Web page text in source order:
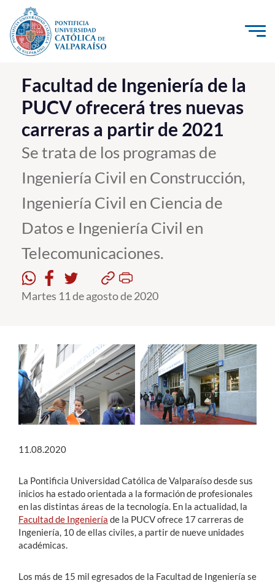
Click acá para ir directamente al contenido
La Universidad
Investigación, Creación e Innovación
PUCV Internacional
Vinculación con el Medio
Admisión
Formación Continua
Funcionarios
Alumni
English
Facultad de Ingeniería de la
PUCV ofrecerá tres nuevas
carreras a partir de 2021
Se trata de los programas de
Ingeniería Civil en Construcción,
Ingeniería Civil en Ciencia de
Datos e Ingeniería Civil en
Telecomunicaciones.
Martes 11 de agosto de 2020
11.08.2020
La Pontificia Universidad Católica de Valparaíso desde sus
inicios ha estado orientada a la formación de profesionales
en las distintas áreas de la tecnología. En la actualidad, la
Facultad de Ingeniería de la PUCV ofrece 17 carreras de
Ingeniería, 10 de ellas civiles, a partir de nueve unidades
académicas.
Los más de 15 mil egresados de la Facultad de Ingeniería se